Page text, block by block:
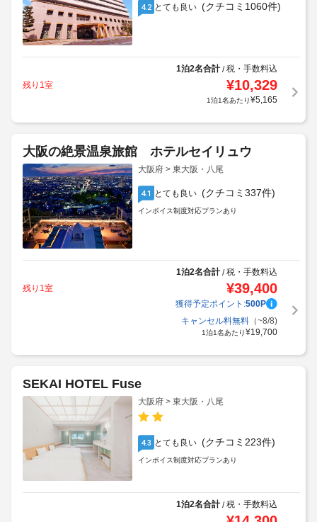
4.2 とても良い (クチコミ1060件)
1泊2名合計/税・手数料込
残り1室
¥10,329
1泊1名あたり¥5,165
大阪の絶景温泉旅館 ホテルセイリュウ
大阪府 > 東大阪・八尾
4.1 とても良い (クチコミ337件)
インボイス制度対応プランあり
1泊2名合計/税・手数料込
残り1室
¥39,400
獲得予定ポイント:500P
キャンセル料無料（~8/8)
1泊1名あたり¥19,700
SEKAI HOTEL Fuse
大阪府 > 東大阪・八尾
4.3 とても良い (クチコミ223件)
インボイス制度対応プランあり
1泊2名合計/税・手数料込